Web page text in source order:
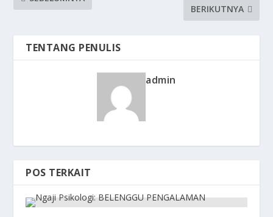
BERIKUTNYA
TENTANG PENULIS
admin
POS TERKAIT